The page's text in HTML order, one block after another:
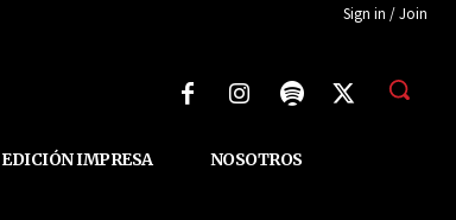
Sign in / Join
EDICIÓN IMPRESA NOSOTROS